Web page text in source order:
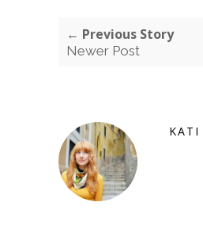
← Previous Story
Newer Post
KATI